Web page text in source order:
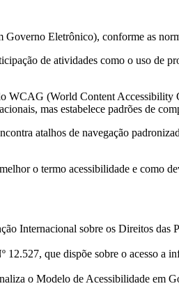
Eletrônico), conforme as
de atividades como o uso de
WCAG (World Content
mas estabelece padrões de
atalhos de navegação
o termo acessibilidade e como
Internacional sobre os Direitos das
12.527, que dispõe sobre o acesso a
o Modelo de Acessibilidade em